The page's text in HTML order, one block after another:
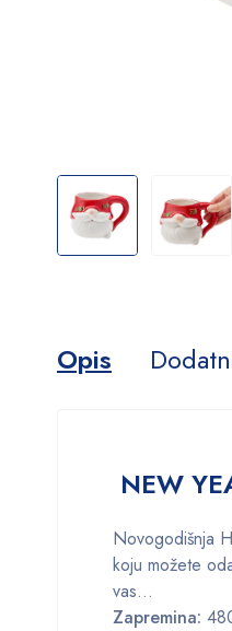
Opis
NEW
Novogodišnja
koju možete
vas…
Zapremina: